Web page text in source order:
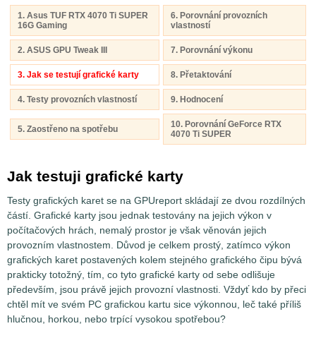
1. Asus TUF RTX 4070 Ti SUPER
16G Gaming
6. Porovnání provozních
vlastností
2. ASUS GPU Tweak III 7. Porovnání výkonu
3. Jak se testují grafické karty 8. Přetaktování
4. Testy provozních vlastností 9. Hodnocení
5. Zaostřeno na spotřebu
10. Porovnání GeForce RTX
4070 Ti SUPER
Jak testuji grafické karty
Testy grafických karet se na GPUreport skládají ze dvou rozdílných
částí. Grafické karty jsou jednak testovány na jejich výkon v
počítačových hrách, nemalý prostor je však věnován jejich
provozním vlastnostem. Důvod je celkem prostý, zatímco výkon
grafických karet postavených kolem stejného grafického čipu bývá
prakticky totožný, tím, co tyto grafické karty od sebe odlišuje
především, jsou právě jejich provozní vlastnosti. Vždyť kdo by přeci
chtěl mít ve svém PC grafickou kartu sice výkonnou, leč také příliš
hlučnou, horkou, nebo trpící vysokou spotřebou?